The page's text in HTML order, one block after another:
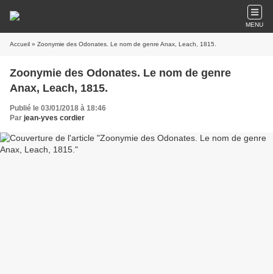
MENU
Accueil » Zoonymie des Odonates. Le nom de genre Anax, Leach, 1815.
Zoonymie des Odonates. Le nom de genre
Anax, Leach, 1815.
Publié le 03/01/2018 à 18:46
Par jean-yves cordier